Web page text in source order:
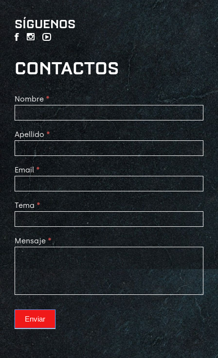
SÍGUENOS
CONTACTOS
Contact
Us
Nombre *
Apellido *
Email *
Tema *
Mensaje *
Enviar